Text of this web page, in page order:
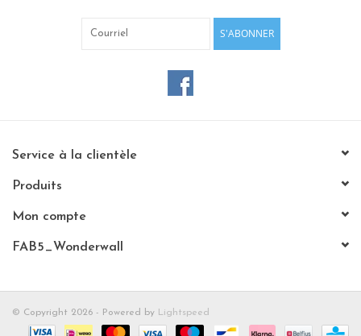
Rectangulaire, carrées, rondes
S'ABONNER
Service à la clientèle
Produits
Mon compte
FAB5_Wonderwall
© Copyright 2026 - Powered by Lightspeed